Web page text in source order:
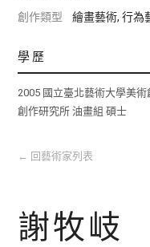
創作類型
繪畫藝術, 行為
學歷
2005 國立臺北藝術大學美
創作研究所 油畫組 碩士
← 回藝術家列表
謝牧岐